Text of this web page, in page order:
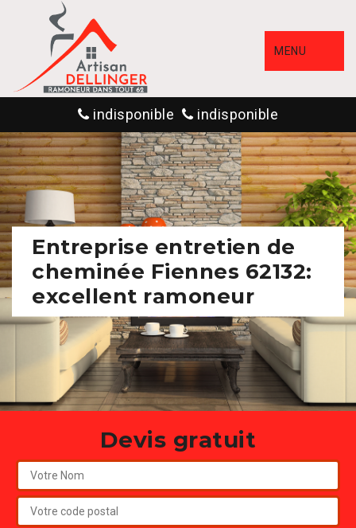
MENU
indisponible indisponible
Entreprise entretien de
cheminée Fiennes 62132:
excellent ramoneur
Devis gratuit